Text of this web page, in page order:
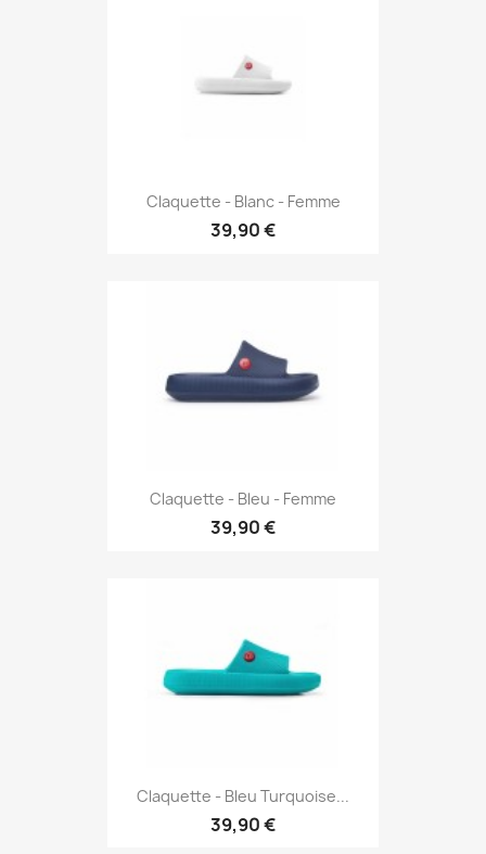
Claquette - Blanc - Femme
39,90 €
Claquette - Bleu - Femme
39,90 €
Claquette - Bleu Turquoise...
39,90 €